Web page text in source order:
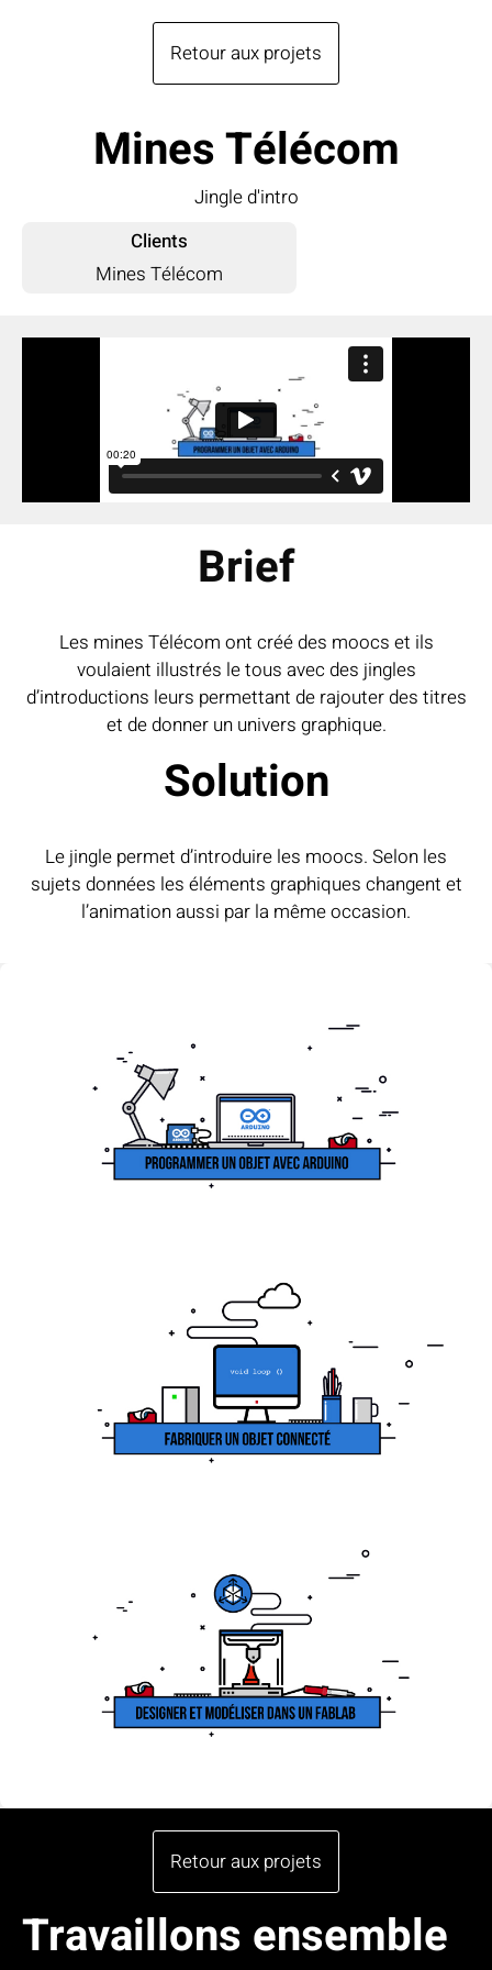
Retour aux projets
Mines Télécom
Jingle d'intro
Clients
Mines Télécom
Brief
Les mines Télécom ont créé des moocs et ils
voulaient illustrés le tous avec des jingles
d’introductions leurs permettant de rajouter des titres
et de donner un univers graphique.
Solution
Le jingle permet d’introduire les moocs. Selon les
sujets données les éléments graphiques changent et
l’animation aussi par la même occasion.
Retour aux projets
Travaillons ensemble